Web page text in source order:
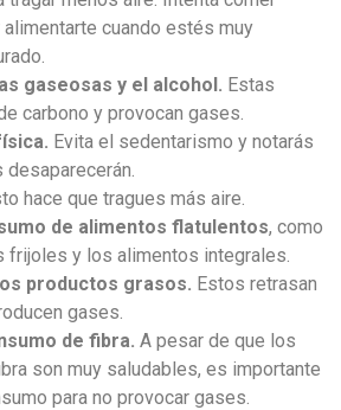
cuando estés muy
gaseosas y el alcohol. Estas
carbono y provocan gases.
Evita el sedentarismo y notarás
hace que tragues más aire.
de alimentos flatulentos, como
frijoles y los alimentos integrales.
productos grasos. Estos retrasan
gases.
de fibra. A pesar de que los
son muy saludables, es importante
para no provocar gases.